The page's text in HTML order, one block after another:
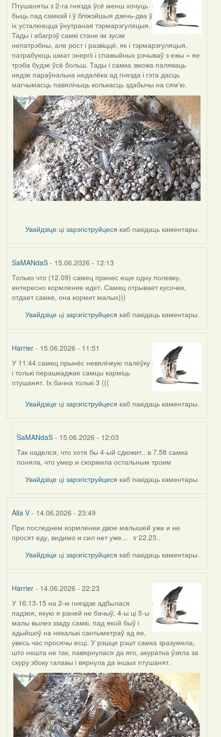
Птушаняты з 2-га гнязда ўсё менш хочуць
быць пад самкай і ў бліжэйшыя дзень-два ў
іх усталюецца ўнутраная тэрмарэгуляцыя.
Тады і абагрэў самкі стане ім зусім
непатрэбны, але рост і развіццё, як і тэрмарэгуляцыя,
патрабуюць шмат энергіі і спажыйных рэчываў з ежы = яе
трэба будзе ўсё больш. Тады і самка зможа паляваць
недзе параўнальна недалёка ад гнязда і гэта дасць
магчымасць павялічыць колькасць здабычы на сям'ю.
Увайдзіце цізарэгіструйцеся каб пакідаць каментары.
SaMANdaS- 15.06.2026 - 12:13
Только что (12.09) самец принес еще одну полевку,
интересно кормление идет. Самец отрывает кусочек,
отдает самке, она кормит малых)))
Увайдзіце цізарэгіструйцеся каб пакідаць каментары.
Harrier- 15.06.2026 - 11:51
У 11:44 самец прынёс невялічкую палёўку
і толькі перашкаджае самцы карміць
птушанят. Іх бачна толькі 3 (((
Увайдзіце цізарэгіструйцеся каб пакідаць каментары.
SaMANdaS - 15.06.2026 - 12:03
In
reply
Harrier
Так наделся, что хотя бы 4-ый сдюжит.. в 7.58 самка
поняла, что умер и скормила остальным троим
Увайдзіце цізарэгіструйцеся каб пакідаць каментары.
Alla V- 14.06.2026 - 23:49
При последнем кормлении двое малышей уже и не
просят еду, видимо и сил нет уже... v 22.23..
Увайдзіце цізарэгіструйцеся каб пакідаць каментары.
Harrier- 14.06.2026 - 22:23
У 16:13-15 на 2-м гняздзе адбылася
падзея, якую я раней не бачыў. 4-ы ці 5-ы
малы вылез ззаду самкі, пад якой быў і
адыйшоў на некалькі сантыметраў ад яе,
увесь час просячы есці. У рэшце рэшт самка зразумела,
што нешта не так, павярнулася да яго, акуратна ўзяла за
скуру збоку галавы і вярнула да іншых птушанят.